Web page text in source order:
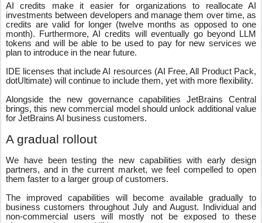
AI credits make it easier for organizations to reallocate AI
investments between developers and manage them over time, as
credits are valid for longer (twelve months as opposed to one
month). Furthermore, AI credits will eventually go beyond LLM
tokens and will be able to be used to pay for new services we
plan to introduce in the near future.
IDE licenses that include AI resources (AI Free, All Product Pack,
dotUltimate) will continue to include them, yet with more flexibility.
Alongside the new governance capabilities JetBrains Central
brings, this new commercial model should unlock additional value
for JetBrains AI business customers.
A gradual rollout
We have been testing the new capabilities with early design
partners, and in the current market, we feel compelled to open
them faster to a larger group of customers.
The improved capabilities will become available gradually to
business customers throughout July and August. Individual and
non-commercial users will mostly not be exposed to these